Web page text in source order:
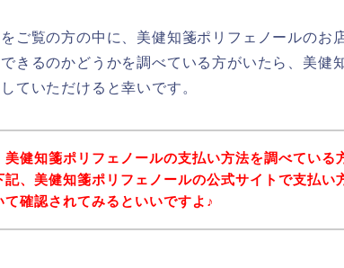
ご覧の方の中に、美健知箋ポリフェノールのお
きるのかどうかを調べている方がいたら、美健
ていただけると幸いです。
美健知箋ポリフェノールの支払い方法を調べている
記、美健知箋ポリフェノールの公式サイトで支払い
て確認されてみるといいですよ♪